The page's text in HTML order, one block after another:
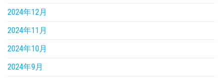
2024年12月
2024年11月
2024年10月
2024年9月